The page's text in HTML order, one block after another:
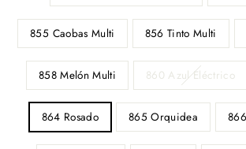
855 Caobas Multi 856 Tinto Multi
858 Melón Multi 860 Azul Eléctrico
864 Rosado 865 Orquidea